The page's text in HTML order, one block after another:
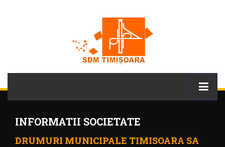
INFORMATII SOCIETATE
DRUMURI MUNICIPALE TIMISOARA SA